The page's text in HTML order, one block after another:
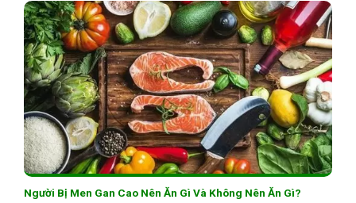
Người Bị Men Gan Cao Nên Ăn Gì Và Không Nên Ăn Gì?